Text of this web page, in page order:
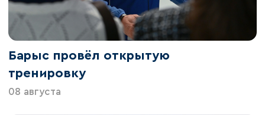
Барыс провёл открытую
тренировку
08 августа